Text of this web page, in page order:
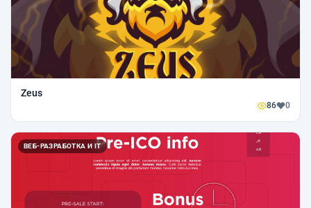
Zeus
86 0
ВЕБ-РАЗРАБОТКА И IT